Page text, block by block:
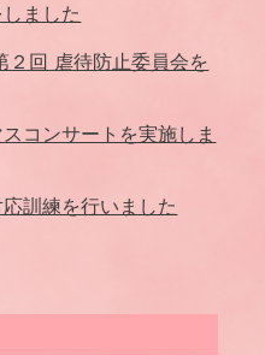
しました
２回 虐待防止委員会を
コンサートを実施しま
応訓練を行いました